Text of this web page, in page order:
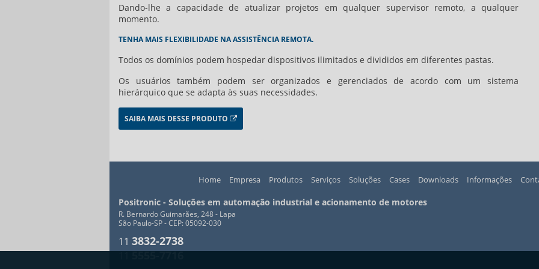
Dando-lhe a capacidade de atualizar projetos em qualquer supervisor remoto, a qualquer
momento.
TENHA MAIS FLEXIBILIDADE NA ASSISTÊNCIA REMOTA.
Todos os domínios podem hospedar dispositivos ilimitados e divididos em diferentes pastas.
Os usuários também podem ser organizados e gerenciados de acordo com um sistema
hierárquico que se adapta às suas necessidades.
SAIBA MAIS DESSE PRODUTO
Home Empresa Produtos Serviços Soluções Cases Downloads Informações
Positronic - Soluções em automação industrial e acionamento de motores
R. Bernardo Guimarães, 248 - Lapa
São Paulo-SP - CEP: 05092-030
11 3832-2738
5555-7716